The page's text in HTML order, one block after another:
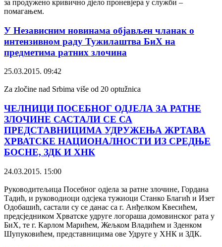
за продужено кривично дјело проневјера у служби –
помагањем.
У Независним новинама објављен чланак о
интензивном раду Тужилаштва БиХ на
предметима ратних злочина
25.03.2015. 09:42
Za zločine nad Srbima više od 20 optužnica
ЧЕЛНИЦИ ПОСЕБНОГ ОДЈЕЛА ЗА РАТНЕ
ЗЛОЧИНЕ САСТАЛИ СЕ СА
ПРЕДСТАВНИЦИМА УДРУЖЕЊА ЖРТАВА
ХРВАТСКЕ НАЦИОНАЛНОСТИ ИЗ СРЕДЊЕ
БОСНЕ, ЗДК И ХНК
24.03.2015. 15:00
Руководитељица Посебног одјела за ратне злочине, Гордана
Тадић, и руководиоци одсјека тужиоци Станко Благић и Изет
Одобашић, састали су се данас са г. Анђелком Квесићем,
предсједником Хрватске удруге логораша домовинског рата у
БиХ, те г. Карлом Марићем, Жељком Владићем и Зденком
Шупуковићем, представницима ове Удруге у ХНК и ЗДК.